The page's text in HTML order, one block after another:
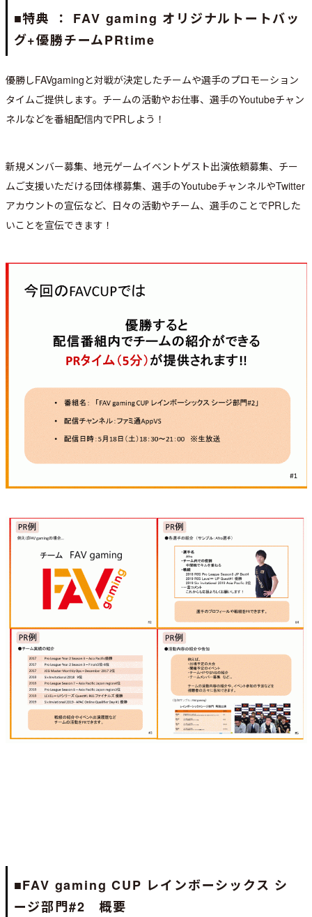
■特典 ： FAV gaming オリジナルトートバッ
グ+優勝チームPRtime
優勝しFAVgamingと対戦が決定したチームや選手のプロモーション
タイムご提供します。チームの活動やお仕事、選手のYoutubeチャン
ネルなどを番組配信内でPRしよう！
新規メンバー募集、地元ゲームイベントゲスト出演依頼募集、チー
ムご支援いただける団体様募集、選手のYoutubeチャンネルやTwitter
アカウントの宣伝など、日々の活動やチーム、選手のことでPRした
いことを宣伝できます！
■FAV gaming CUP レインボーシックス シ
ージ部門#2 概要